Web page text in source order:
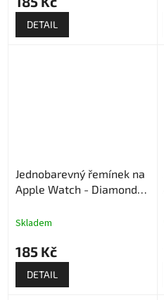
DETAIL
Jednobarevný řemínek na
Apple Watch - Diamond
Skladem
185 Kč
DETAIL